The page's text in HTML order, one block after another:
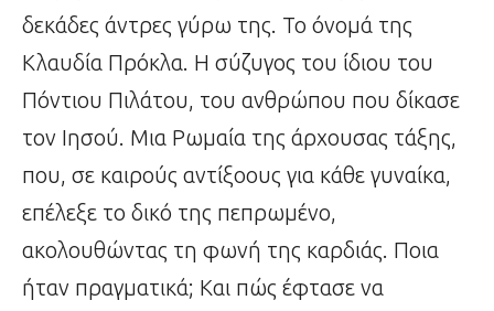
δεκάδες άντρες γύρω της. Το όνομά της
Κλαυδία Πρόκλα. Η σύζυγος του ίδιου του
Πόντιου Πιλάτου, του ανθρώπου που δίκασε
τον Ιησού. Μια Ρωμαία της άρχουσας τάξης,
που, σε καιρούς αντίξοους για κάθε γυναίκα,
επέλεξε το δικό της πεπρωμένο,
ακολουθώντας τη φωνή της καρδιάς. Ποια
ήταν πραγματικά; Και πώς έφτασε να